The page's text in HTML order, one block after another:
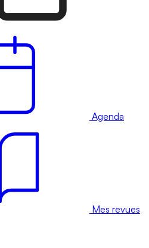
Agenda
Mes revues